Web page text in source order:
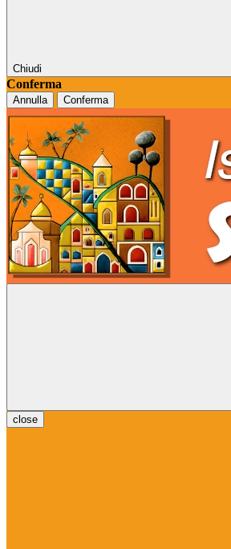
Chiudi
Conferma
Annulla Conferma
close